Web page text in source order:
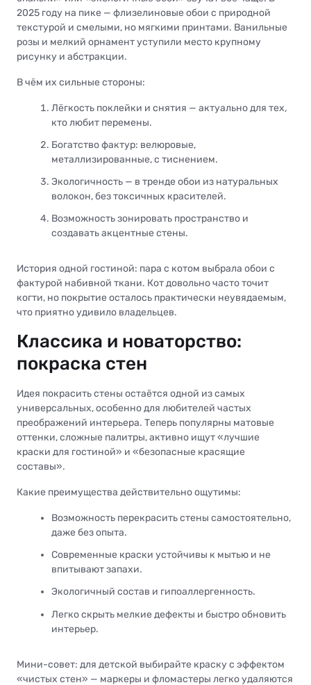
2025 году на пике — флизелиновые обои с природной
текстурой и смелыми, но мягкими принтами. Ванильные
розы и мелкий орнамент уступили место крупному
рисунку и абстракции.
В чём их сильные стороны:
Лёгкость поклейки и снятия — актуально для тех,
кто любит перемены.
Богатство фактур: велюровые,
металлизированные, с тиснением.
Экологичность — в тренде обои из натуральных
волокон, без токсичных красителей.
Возможность зонировать пространство и
создавать акцентные стены.
История одной гостиной: пара с котом выбрала обои с
фактурой набивной ткани. Кот довольно часто точит
когти, но покрытие осталось практически неувядаемым,
что приятно удивило владельцев.
Классика и новаторство:
покраска стен
Идея покрасить стены остаётся одной из самых
универсальных, особенно для любителей частых
преображений интерьера. Теперь популярны матовые
оттенки, сложные палитры, активно ищут «лучшие
краски для гостиной» и «безопасные красящие
составы».
Какие преимущества действительно ощутимы:
Возможность перекрасить стены самостоятельно,
даже без опыта.
Современные краски устойчивы к мытью и не
впитывают запахи.
Экологичный состав и гипоаллергенность.
Легко скрыть мелкие дефекты и быстро обновить
интерьер.
Мини-совет: для детской выбирайте краску с эффектом
«чистых стен» — маркеры и фломастеры легко удаляются